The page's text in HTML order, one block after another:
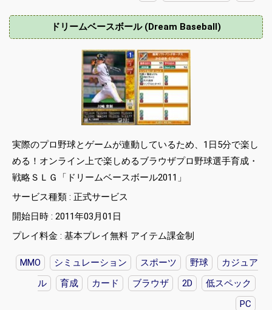
ドリームベースボール (Dream Baseball)
実際のプロ野球とゲームが連動しているため、1日5分で楽し
める！オンライン上で楽しめるブラウザプロ野球選手育成・
戦略ＳＬＧ「ドリームベースボール2011」
サービス種類 : 正式サービス
開始日時 : 2011年03月01日
プレイ料金 : 基本プレイ無料 アイテム課金制
MMO シミュレーション スポーツ 野球
カジュア
ル
育成 カード ブラウザ 2D
低スペック
PC